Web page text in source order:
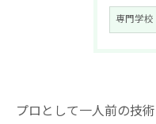
専門学校
プロとして一人前の技